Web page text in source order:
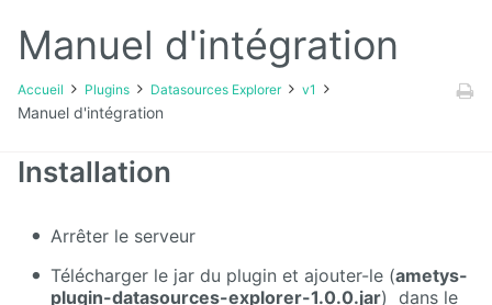
Plugins
Authentification
Manuel d'intégration
Accueil Plugins Datasources Explorer v1
Manuel d'intégration
Installation
Arrêter le serveur
Télécharger le jar du plugin et ajouter-le (ametys-
plugin-datasources-explorer-1.0.0.jar) dans le